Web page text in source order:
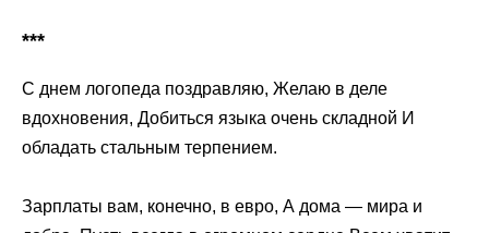
***
С днем логопеда поздравляю, Желаю в деле
вдохновения, Добиться языка очень складной И
обладать стальным терпением.
Зарплаты вам, конечно, в евро, А дома — мира и